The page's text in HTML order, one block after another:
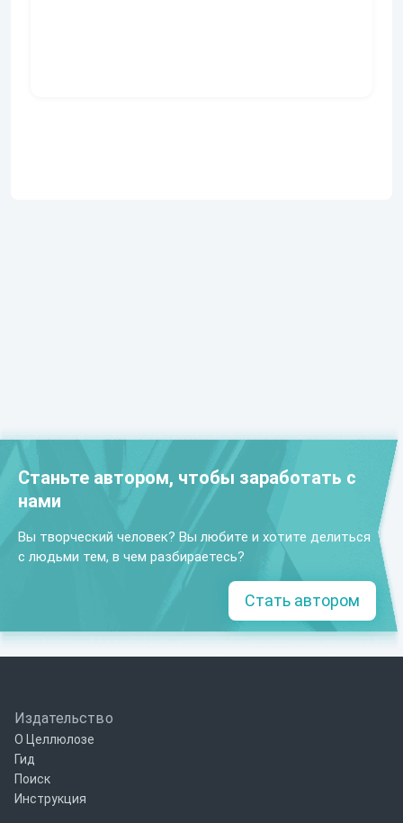
Станьте автором, чтобы заработать с
нами
Вы творческий человек? Вы любите и хотите делиться
с людьми тем, в чем разбираетесь?
Стать автором
Издательство
О Целлюлозе
Гид
Поиск
Инструкция